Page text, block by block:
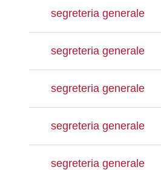
segreteria generale
segreteria generale
segreteria generale
segreteria generale
segreteria generale